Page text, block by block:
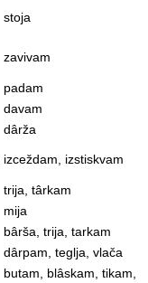
stoja
zavivam
padam
davam
dârža
izceždam, izstiskvam
trija, târkam
mija
bârša, trija, tarkam
dârpam, teglja, vlača
butam, blâskam, tikam,